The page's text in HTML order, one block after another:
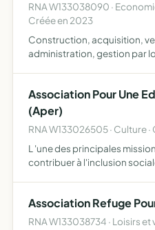
RNA W133038090 ·
Créée en 2023
Construction, acquisition,
administration, gestion par
équipements…
Association Pour Une
(Aper)
RNA W133026505 · Culture ·
L 'une des principales
contribuer à l'inclusion
Association Refuge
RNA W133038734 · Loisirs